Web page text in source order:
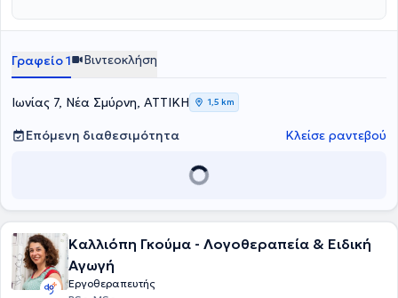
Γραφείο 1 Βιντεοκλήση
Ιωνίας 7, Νέα Σμύρνη, ΑΤΤΙΚΗ 1,5 km
Επόμενη διαθεσιμότητα Κλείσε ραντεβού
Καλλιόπη Γκούμα - Λογοθεραπεία & Ειδική
Αγωγή
Εργοθεραπευτής